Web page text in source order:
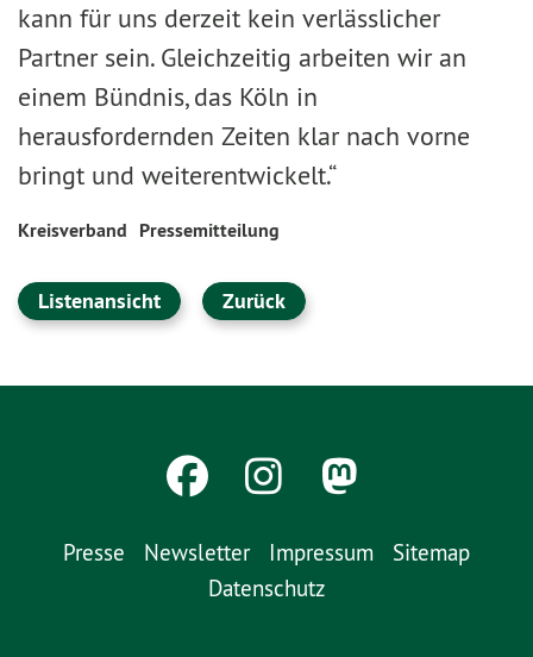
kann für uns derzeit kein verlässlicher
Partner sein. Gleichzeitig arbeiten wir an
einem Bündnis, das Köln in
herausfordernden Zeiten klar nach vorne
bringt und weiterentwickelt.“
Kreisverband Pressemitteilung
Listenansicht Zurück
Presse Newsletter Impressum
Sitemap
Datenschutz